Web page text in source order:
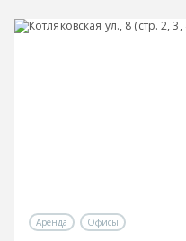
Аренда Офисы